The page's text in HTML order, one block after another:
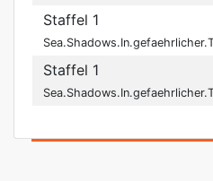
Staffel 1
Staffel 1